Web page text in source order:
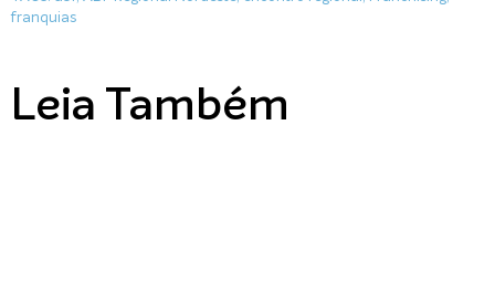
franquias
Leia Também